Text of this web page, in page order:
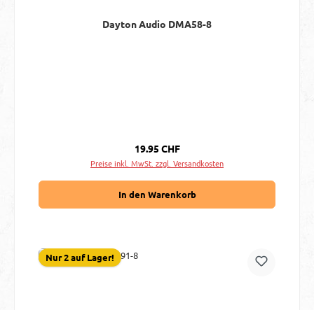
Dayton Audio DMA58-8
Regulärer Preis:
19.95 CHF
Preise inkl. MwSt. zzgl. Versandkosten
In den Warenkorb
Nur 2 auf Lager!